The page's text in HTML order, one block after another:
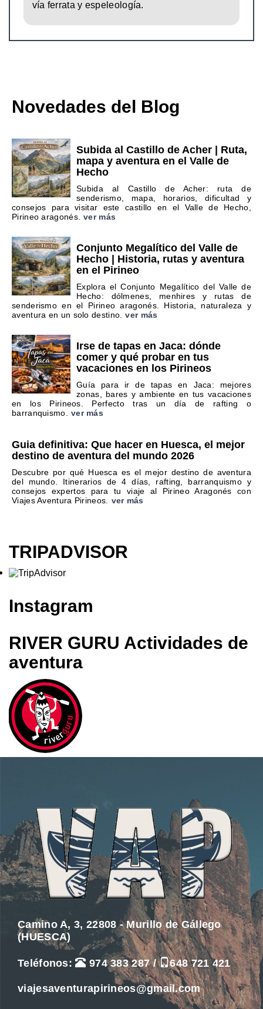
vía ferrata y espeleología.
Novedades del Blog
Subida al Castillo de Acher | Ruta,
mapa y aventura en el Valle de
Hecho
Subida al Castillo de Acher: ruta de
senderismo, mapa, horarios, dificultad y
consejos para visitar este castillo en el Valle de Hecho,
Pirineo aragonés. ver más
Conjunto Megalítico del Valle de
Hecho | Historia, rutas y aventura
en el Pirineo
Explora el Conjunto Megalítico del Valle de
Hecho: dólmenes, menhires y rutas de
senderismo en el Pirineo aragonés. Historia, naturaleza y
aventura en un solo destino. ver más
Irse de tapas en Jaca: dónde
comer y qué probar en tus
vacaciones en los Pirineos
Guía para ir de tapas en Jaca: mejores
zonas, bares y ambiente en tus vacaciones
en los Pirineos. Perfecto tras un día de rafting o
barranquismo. ver más
Guia definitiva: Que hacer en Huesca, el mejor
destino de aventura del mundo 2026
Descubre por qué Huesca es el mejor destino de aventura
del mundo. Itinerarios de 4 días, rafting, barranquismo y
consejos expertos para tu viaje al Pirineo Aragonés con
Viajes Aventura Pirineos.
ver más
TRIPADVISOR
Instagram
RIVER GURU Actividades de
aventura
Camino A, 3, 22808 - Murillo de Gállego
(HUESCA)
Teléfonos: 974 383 287/ 648 721 421
viajesaventurapirineos@gmail.com